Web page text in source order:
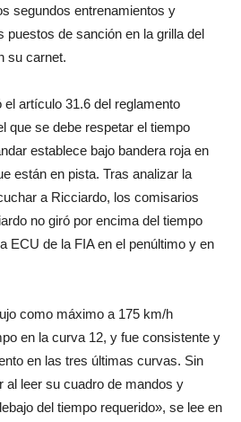
segundos entrenamientos y
puestos de sanción en la grilla del
su carnet.
el artículo 31.6 del reglamento
que se debe respetar el tiempo
establece bajo bandera roja en
están en pista. Tras analizar la
a Ricciardo, los comisarios
no giró por encima del tiempo
ECU de la FIA en el penúltimo y en
como máximo a 175 km/h
en la curva 12, y fue consistente y
en las tres últimas curvas. Sin
al leer su cuadro de mandos y
del tiempo requerido», se lee en